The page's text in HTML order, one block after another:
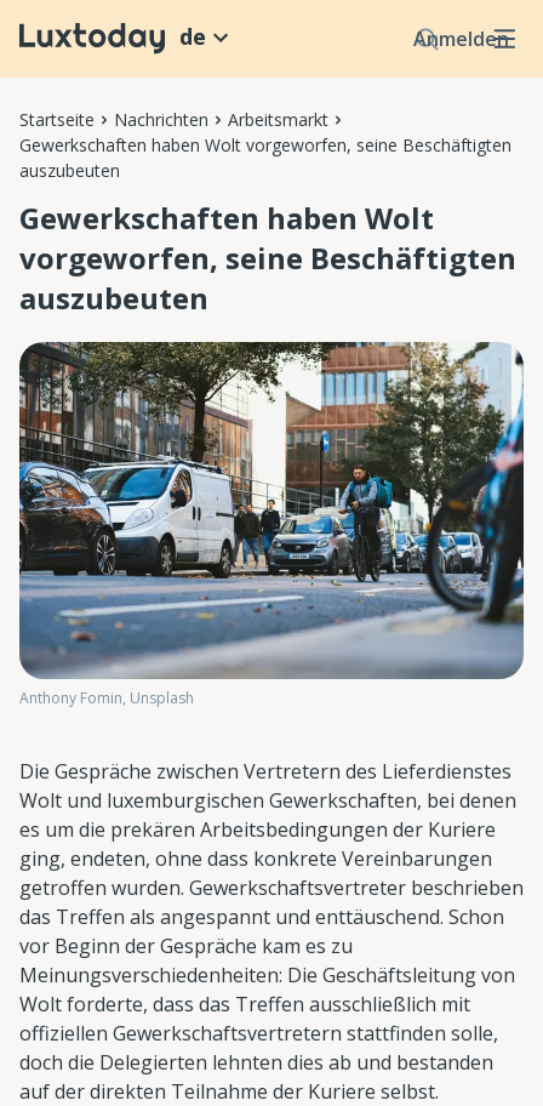
Anmelden
de
Startseite Nachrichten
Arbeitsmarkt
Gewerkschaften haben Wolt vorgeworfen, seine Beschäftigten
auszubeuten
Gewerkschaften haben Wolt
vorgeworfen, seine Beschäftigten
auszubeuten
Anthony Fomin, Unsplash
Die Gespräche zwischen Vertretern des Lieferdienstes
Wolt und luxemburgischen Gewerkschaften, bei denen
es um die prekären Arbeitsbedingungen der Kuriere
ging, endeten, ohne dass konkrete Vereinbarungen
getroffen wurden. Gewerkschaftsvertreter beschrieben
das Treffen als angespannt und enttäuschend. Schon
vor Beginn der Gespräche kam es zu
Meinungsverschiedenheiten: Die Geschäftsleitung von
Wolt forderte, dass das Treffen ausschließlich mit
offiziellen Gewerkschaftsvertretern stattfinden solle,
doch die Delegierten lehnten dies ab und bestanden
auf der direkten Teilnahme der Kuriere selbst.